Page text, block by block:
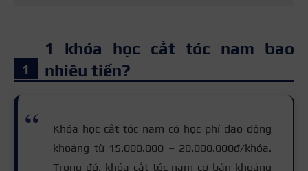
1 khóa học cắt tóc nam bao
nhiêu tiền?
Khóa học cắt tóc nam có học phí dao động
khoảng từ 15.000.000 – 20.000.000đ/khóa.
Trong đó, khóa cắt tóc nam cơ bản khoảng